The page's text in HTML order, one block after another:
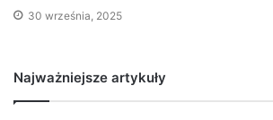
30 września, 2025
Najważniejsze artykuły